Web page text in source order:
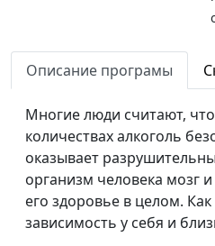
Бросаем курить:
«можно» и «нельзя»
Описание програмы
Многие люди считают,
количествах алкоголь
оказывает
организм человека мозг
его здоровье в целом.
зависимость у себя и